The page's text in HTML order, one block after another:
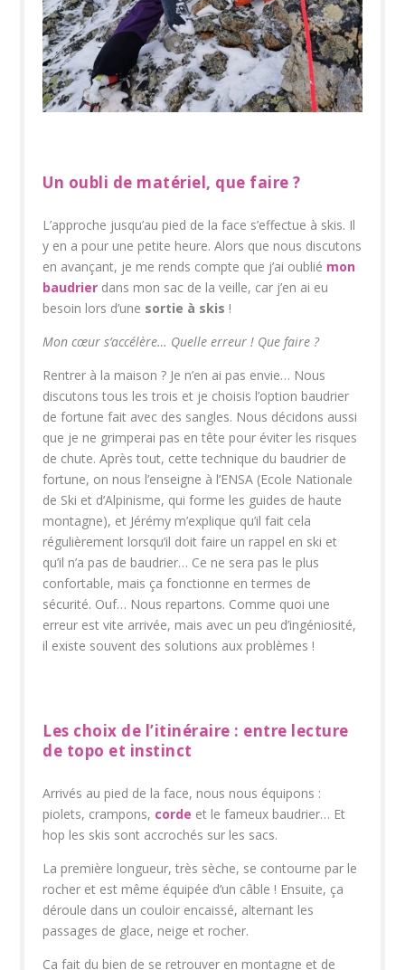
Un oubli de matériel, que faire ?
L’approche jusqu’au pied de la face s’effectue à skis. Il
y en a pour une petite heure. Alors que nous discutons
en avançant, je me rends compte que j’ai oublié mon
baudrier dans mon sac de la veille, car j’en ai eu
besoin lors d’une sortie à skis !
Mon cœur s’accélère… Quelle erreur ! Que faire ?
Rentrer à la maison ? Je n’en ai pas envie… Nous
discutons tous les trois et je choisis l’option baudrier
de fortune fait avec des sangles. Nous décidons aussi
que je ne grimperai pas en tête pour éviter les risques
de chute. Après tout, cette technique du baudrier de
fortune, on nous l’enseigne à l’ENSA (Ecole Nationale
de Ski et d’Alpinisme, qui forme les guides de haute
montagne), et Jérémy m’explique qu’il fait cela
régulièrement lorsqu’il doit faire un rappel en ski et
qu’il n’a pas de baudrier… Ce ne sera pas le plus
confortable, mais ça fonctionne en termes de
sécurité. Ouf… Nous repartons. Comme quoi une
erreur est vite arrivée, mais avec un peu d’ingéniosité,
il existe souvent des solutions aux problèmes !
Les choix de l’itinéraire : entre lecture
de topo et instinct
Arrivés au pied de la face, nous nous équipons :
piolets, crampons, corde et le fameux baudrier… Et
hop les skis sont accrochés sur les sacs.
La première longueur, très sèche, se contourne par le
rocher et est même équipée d’un câble ! Ensuite, ça
déroule dans un couloir encaissé, alternant les
passages de glace, neige et rocher.
Ca fait du bien de se retrouver en montagne et de